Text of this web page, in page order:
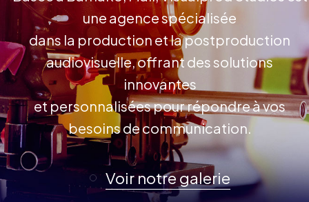
une agence spécialisée
dans la production et la postproduction
audiovisuelle, offrant des solutions
innovantes
et personnalisées pour répondre à vos
besoins de communication.
Voir notre galerie